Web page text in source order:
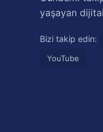
yaşayan
Bizi takip edin:
YouTube